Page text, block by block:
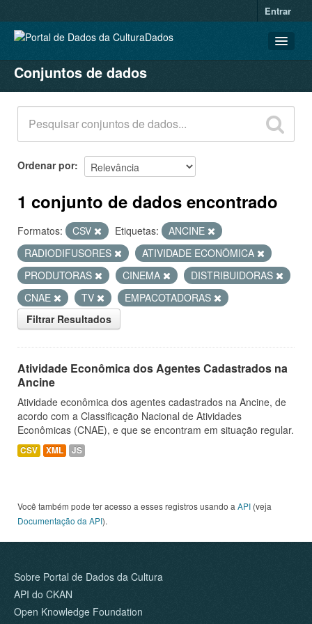
Entrar
CONJUNTOS DE DADOS
ORGANIZAÇÕES
GRUPOS
SOBRE
Conjuntos de dados
Ordenar por
1 conjunto de dados encontrado
Formatos: CSV Etiquetas:
ANCINE
RADIODIFUSORES
ATIVIDADE ECONÔMICA
PRODUTORAS
CINEMA
DISTRIBUIDORAS
CNAE
TV
EMPACOTADORAS
Filtrar Resultados
Atividade Econômica dos Agentes Cadastrados na
Ancine
Atividade econômica dos agentes cadastrados na Ancine, de
acordo com a Classificação Nacional de Atividades
Econômicas (CNAE), e que se encontram em situação regular.
CSV XML JS
Você também pode ter acesso a esses registros usando a API (veja
Documentação da API).
Sobre Portal de Dados da Cultura
API do CKAN
Open Knowledge Foundation